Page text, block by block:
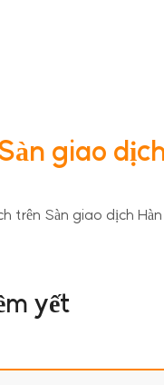
giao
trên Sàn giao dịch
yết